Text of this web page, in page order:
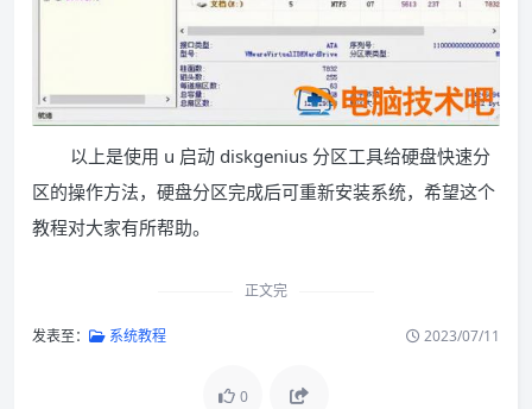
以上是使用 u 启动 diskgenius 分区工具给硬盘快速分
区的操作方法，硬盘分区完成后可重新安装系统，希望这个
教程对大家有所帮助。
正文完
发表至： 系统教程 2023/07/11
0